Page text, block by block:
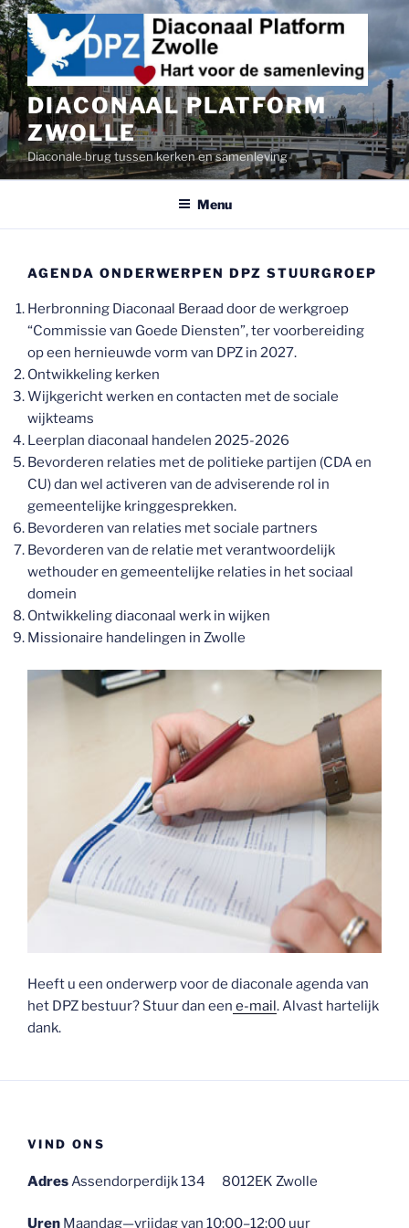
Ga
naar
de
inhoud
DIACONAAL PLATFORM
ZWOLLE
Diaconale brug tussen kerken en samenleving
Menu
AGENDA ONDERWERPEN DPZ STUURGROEP
Herbronning Diaconaal Beraad door de werkgroep
“Commissie van Goede Diensten”, ter voorbereiding
op een hernieuwde vorm van DPZ in 2027.
Ontwikkeling kerken
Wijkgericht werken en contacten met de sociale
wijkteams
Leerplan diaconaal handelen 2025-2026
Bevorderen relaties met de politieke partijen (CDA en
CU) dan wel activeren van de adviserende rol in
gemeentelijke kringgesprekken.
Bevorderen van relaties met sociale partners
Bevorderen van de relatie met verantwoordelijk
wethouder en gemeentelijke relaties in het sociaal
domein
Ontwikkeling diaconaal werk in wijken
Missionaire handelingen in Zwolle
Heeft u een onderwerp voor de diaconale agenda van
het DPZ bestuur? Stuur dan een e-mail. Alvast hartelijk
dank.
VIND ONS
AdresAssendorperdijk 134 8012EK Zwolle
Uren Maandag—vrijdag van 10:00–12:00 uur